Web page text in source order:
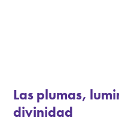
Las plumas,
divinidad